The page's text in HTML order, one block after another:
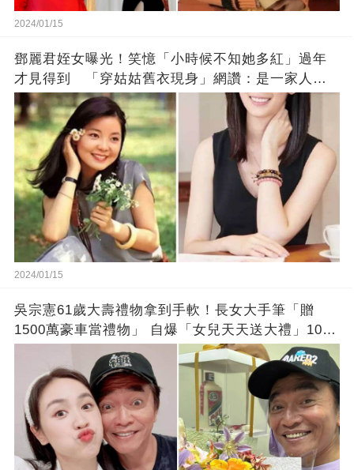
2024/01/15
鄧麗君姪女曝光！笑憶「小時候不知她多紅」過年
才見得到 「穿姑姑舊衣現身」網讚：是一家人沒
錯!
2024/01/15
吳宗憲61歲大壽禮物拿到手軟！長女大手筆「贈
1500萬豪車當禮物」 自爆「女兒天天送大禮」10年
徒弟也不甘示弱!